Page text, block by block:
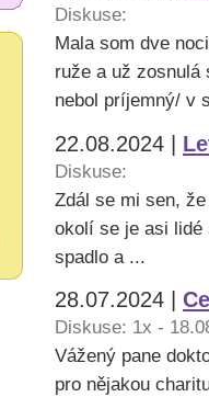
Diskuse:
Mala som dve
ruže a už zosnulá
nebol príjemný/ v
22.08.2024 |
Diskuse:
Zdál se mi sen,
okolí se je asi lidé
spadlo a ...
28.07.2024 |
Diskuse: 1x -
Vážený pane
pro nějakou